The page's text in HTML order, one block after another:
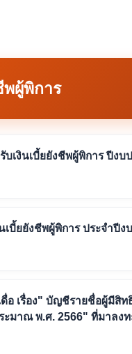
พผู้พิการ
เงินเบี้ยยังชีพผู้พิการ ปีงบ
เบี้ยยังชีพผู้พิการ ประจำปี
อ เรื่อง" บัญชีรายชื่อผู้มีสิท
ะมาณ พ.ศ. 2566" ที่มาลง